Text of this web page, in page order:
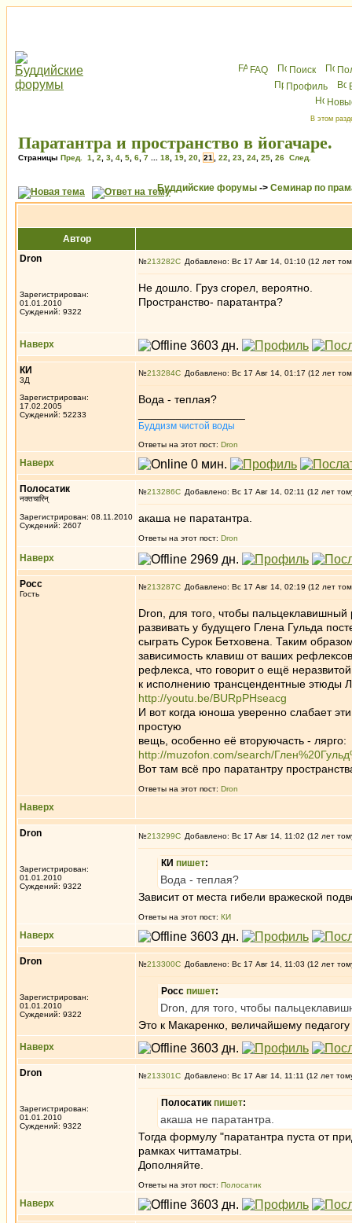
FAQ Поиск
Профиль
В этом
Паратантра и пространство в йогачаре.
Страницы Пред. 1 2 3 4 5 6 7 18 19 20 21 22 23 24 25 26 След.
Буддийские форумы -> Семинар по
Автор
Dron
Зарегистрирован:
01.01.2010
Суждений: 9322
№213282 Добавлено: Вс 17 Авг 14, 01:10 (12 лет
Не дошло. Груз сгорел, вероятно.
Пространство- паратантра?
Наверх
КИ
3Д
Зарегистрирован:
17.02.2005
Суждений: 52233
№213284 Добавлено: Вс 17 Авг 14, 01:17 (12 лет
Вода - теплая?
Буддизм чистой воды
Ответы на этот пост: Dron
Наверх
Полосатик
नक्तचारिन्
Зарегистрирован: 08.11.2010
Суждений: 2607
№213286 Добавлено: Вс 17 Авг 14, 02:11 (12 лет
акаша не паратантра.
Ответы на этот пост: Dron
Наверх
Росс
Гость
№213287 Добавлено: Вс 17 Авг 14, 02:19 (12 лет
Dron, для того, чтобы
развивать у будущего Глена Гульда
сыграть Сурок Бетховена. Таким
зависимость клавиш от ваших
рефлекса, что говорит о ещё
к исполнению трансцендентные этюды
http://youtu.be/BURpPHseacg
И вот когда юноша уверенно слабает
простую
вещь, особенно её вторуючасть - лярго:
http://muzofon.com/search/
Вот там всё про паратантру
Ответы на этот пост: Dron
Наверх
Dron
Зарегистрирован:
01.01.2010
Суждений: 9322
№213299 Добавлено: Вс 17 Авг 14, 11:02 (12 лет
КИ пишет:
Вода - теплая?
Зависит от места гибели вражеской
Ответы на этот пост: КИ
Наверх
Dron
Зарегистрирован:
01.01.2010
Суждений: 9322
№213300 Добавлено: Вс 17 Авг 14, 11:03 (12 лет
Росс пишет:
Dron, для того, чтобы
Это к Макаренко, величайшему
Наверх
Dron
Зарегистрирован:
01.01.2010
Суждений: 9322
№213301 Добавлено: Вс 17 Авг 14, 11:11 (12 лет
Полосатик пишет:
акаша не паратантра.
Тогда формулу "паратантра пуста от
рамках читтаматры.
Дополняйте.
Ответы на этот пост: Полосатик
Наверх